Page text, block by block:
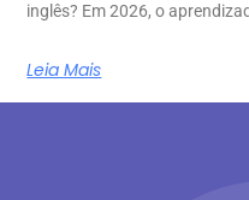
inglês? Em 2026, o
Leia Mais